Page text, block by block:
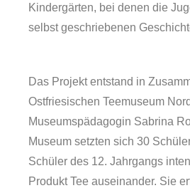
Forschung
Kindergärten, bei denen die
selbst geschriebenen
Das Projekt entstand in
Ostfriesischen Teemuseum
Museumspädagogin Sabrina
Museum setzten sich 30
Schüler des 12. Jahrgangs
Produkt Tee auseinander. Sie